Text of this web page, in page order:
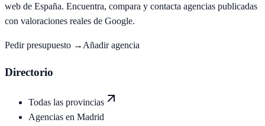
web de España. Encuentra, compara y contacta agencias publicadas
con valoraciones reales de Google.
Pedir presupuesto → Añadir agencia
Directorio
Todas las provincias
Agencias en Madrid